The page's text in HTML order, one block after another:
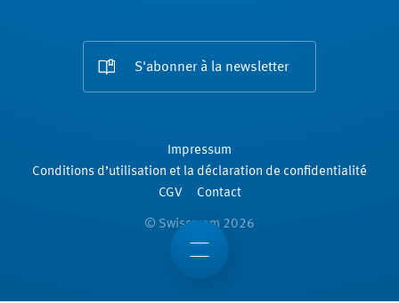
S'abonner à la newsletter
Impressum
Conditions d’utilisation et la déclaration de confidentialité
CGV
Contact
© Swissmem 2026